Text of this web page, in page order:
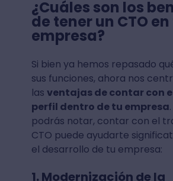
¿Cuáles son los
de tener un CTO
empresa?
Si bien ya hemos repasado
sus funciones, ahora nos
las ventajas de contar con
perfil dentro de tu empresa
podrás notar, contar con el
CTO puede ayudarte
el desarrollo de tu empresa:
1. Modernización de la